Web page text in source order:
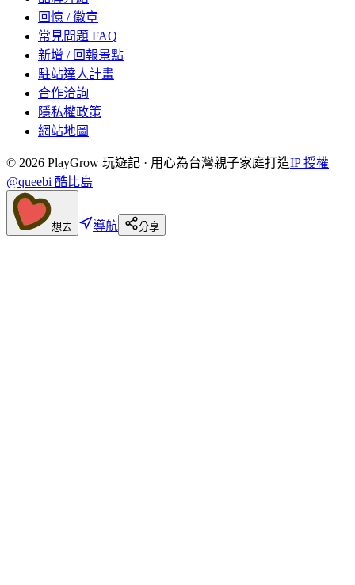
回憶 / 徽章
常見問題 FAQ
新增 / 回報景點
駐站達人計畫
合作洽詢
隱私權政策
網站地圖
© 2026 PlayGrow 玩遊記 · 用心為台灣親子家庭打造IP 授權
@queebi 酷比島
想去 導航 分享